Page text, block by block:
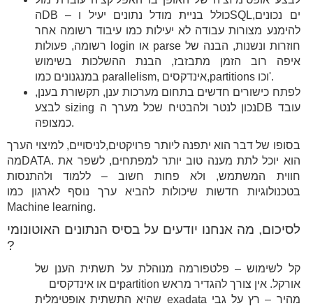
הDB – כולל בניית מודל נתונים יעיל וSQLים נכונים,
להימנע מצורות עבודה לא יעילות כמו עיבוד רשומה אחר
רשומה, פעולות login או parse חוזרות ונשנות, הבנה של
איפה רוב הזמן מתבזבז, הבנת ההשלכות בשימוש
במנגנונים כמו parallelism, אינדקסים,partitions וכו'.
לפתח כישורים חדשים בתחום מערכות ענן, תקשורת בענן,
לבצע sizing נכון לנטר ולהבטיח שכל מערך הDB עובד
כמצופה.
בסופו של דבר הוא יתפנה ליותר פרויקטים,לניסויים, למיצוי הערך
מהDATA. הוא יוכל לתת מענה טוב יותר למפתחים, לשפר את
חווית המשתמש, ולא פחות חשוב – ללמוד ולהתנסות
בטכנולוגיות חדשות שיכולות להביא ערך נוסף לארגון כמו
Machine learning.
לסיכום, מה אנחנו יודעים על בסיס הנתונים האוטונומי
?
קל לשימוש – פלטפורמה מנוהלת על תשתית הענן של
אורקל. אין צורך להגדיר מראש partitionים או אינדקסים
מהיר – רץ על גבי exadata שהיא התשתית אופטימלית